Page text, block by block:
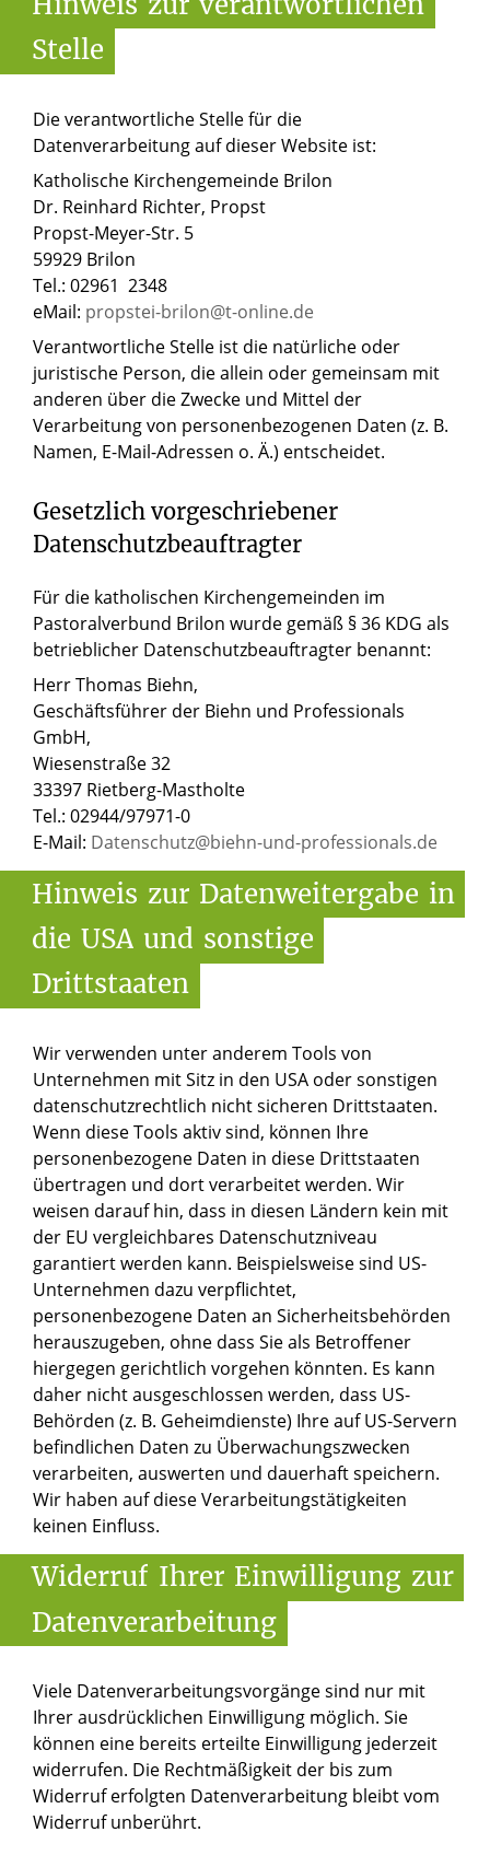
Stelle
Die verantwortliche Stelle für die
Datenverarbeitung auf dieser Website ist:
Katholische Kirchengemeinde Brilon
Dr. Reinhard Richter, Propst
Propst-Meyer-Str. 5
59929 Brilon
Tel.: 02961 2348
eMail: propstei-brilon@t-online.de
Verantwortliche Stelle ist die natürliche oder
juristische Person, die allein oder gemeinsam mit
anderen über die Zwecke und Mittel der
Verarbeitung von personenbezogenen Daten (z. B.
Namen, E-Mail-Adressen o. Ä.) entscheidet.
Gesetzlich vorgeschriebener
Datenschutzbeauftragter
Für die katholischen Kirchengemeinden im
Pastoralverbund Brilon wurde gemäß § 36 KDG als
betrieblicher Datenschutzbeauftragter benannt:
Herr Thomas Biehn,
Geschäftsführer der Biehn und Professionals
GmbH,
Wiesenstraße 32
33397 Rietberg-Mastholte
Tel.: 02944/97971-0
E-Mail: Datenschutz@biehn-und-professionals.de
Hinweis zur Datenweitergabe in
die USA und sonstige
Drittstaaten
Wir verwenden unter anderem Tools von
Unternehmen mit Sitz in den USA oder sonstigen
datenschutzrechtlich nicht sicheren Drittstaaten.
Wenn diese Tools aktiv sind, können Ihre
personenbezogene Daten in diese Drittstaaten
übertragen und dort verarbeitet werden. Wir
weisen darauf hin, dass in diesen Ländern kein mit
der EU vergleichbares Datenschutzniveau
garantiert werden kann. Beispielsweise sind US-
Unternehmen dazu verpflichtet,
personenbezogene Daten an Sicherheitsbehörden
herauszugeben, ohne dass Sie als Betroffener
hiergegen gerichtlich vorgehen könnten. Es kann
daher nicht ausgeschlossen werden, dass US-
Behörden (z. B. Geheimdienste) Ihre auf US-Servern
befindlichen Daten zu Überwachungszwecken
verarbeiten, auswerten und dauerhaft speichern.
Wir haben auf diese Verarbeitungstätigkeiten
keinen Einfluss.
Widerruf Ihrer Einwilligung zur
Datenverarbeitung
Viele Datenverarbeitungsvorgänge sind nur mit
Ihrer ausdrücklichen Einwilligung möglich. Sie
können eine bereits erteilte Einwilligung jederzeit
widerrufen. Die Rechtmäßigkeit der bis zum
Widerruf erfolgten Datenverarbeitung bleibt vom
Widerruf unberührt.